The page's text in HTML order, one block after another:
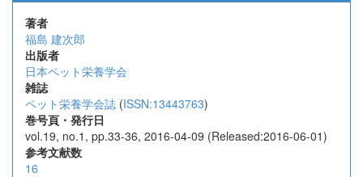
著者
福島 建次郎
出版者
日本ペット栄養学会
雑誌
ペット栄養学会誌 (ISSN:13443763)
巻号頁・発行日
vol.19, no.1, pp.33-36, 2016-04-09 (Released:2016-06-01)
参考文献数
16